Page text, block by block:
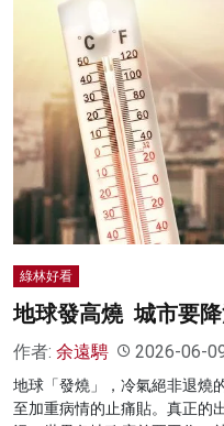
商業
科技
影片
名家榜
灼見活動
綠林好看
地球發高燒 城市要
作者: 余遠騁 2026-06-
地球「發燒」，冷氣絕非退燒
至加重病情的止痛貼。真正的